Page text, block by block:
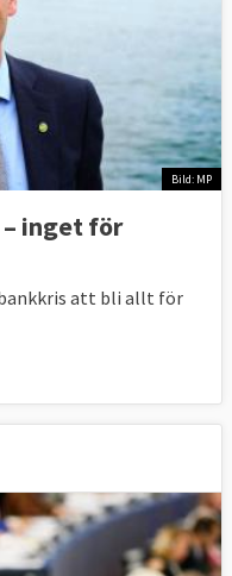
Bild: MP
– inget för
bankkris att bli allt för